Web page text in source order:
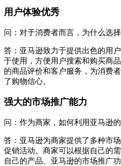
用户体验优秀
问：对于消费者而言，为什么选
答：亚马逊致力于提供出色的用
于使用，方便用户搜索和购买商
的商品评价和客户服务，为消费
了购物信心。
强大的市场推广能力
问：作为商家，如何利用亚马逊
答：亚马逊为商家提供了多种市
促销活动。商家可以根据自己的
自己的产品。亚马逊的市场推广